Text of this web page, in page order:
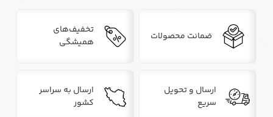
ضمانت محصولات
تخفیف‌های
همیشگی
ارسال و تحویل
سریع
ارسال به سراسر
کشور